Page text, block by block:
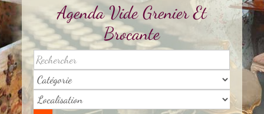
Agenda Vide Grenier Et
Brocante